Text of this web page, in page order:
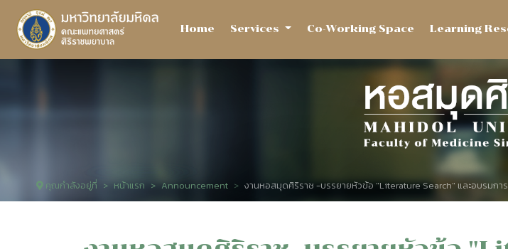
Home Services Co-Working Space Learning
คุณกำลังอยู่ที่ หน้าแรก Announcement งานหอสมุดศิริราช -บรรยายหัวข้อ "Literature Search" และอบรมกา